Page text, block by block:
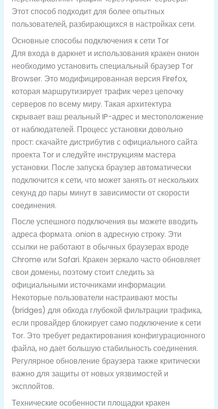
Этот способ подходит для более опытных
пользователей, разбирающихся в настройках сети.
Основные способы подключения к сети Tor
Для входа в даркнет и использования кракен онион
необходимо установить специальный браузер Tor
Browser. Это модифицированная версия Firefox,
которая маршрутизирует трафик через цепочку
серверов по всему миру. Такая архитектура
скрывает ваш реальный IP-адрес и местоположение
от наблюдателей. Процесс установки довольно
прост: скачайте дистрибутив с официального сайта
проекта Tor и следуйте инструкциям мастера
установки. После запуска браузер автоматически
подключится к сети, что может занять от нескольких
секунд до пары минут в зависимости от скорости
соединения.
После успешного подключения вы можете вводить
адреса формата .onion в адресную строку. Эти
ссылки не работают в обычных браузерах вроде
Chrome или Safari. Кракен зеркало часто обновляет
свои домены, поэтому стоит следить за
официальными источниками информации.
Некоторые пользователи настраивают мосты
(bridges) для обхода глубокой фильтрации трафика,
если провайдер блокирует само подключение к сети
Tor. Это требует редактирования конфигурационного
файла, но дает большую стабильность соединения.
Регулярное обновление браузера также критически
важно для защиты от новых уязвимостей и
эксплойтов.
Технические особенности площадки кракен